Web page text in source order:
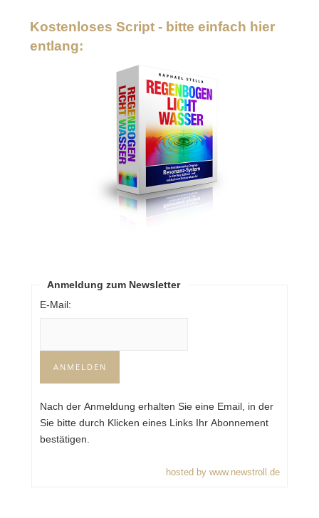
Kostenloses Script - bitte einfach hier
entlang:
Anmeldung zum Newsletter
E-Mail:
Nach der Anmeldung erhalten Sie eine Email, in der
Sie bitte durch Klicken eines Links Ihr Abonnement
bestätigen.
hosted by www.newstroll.de